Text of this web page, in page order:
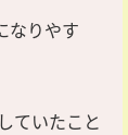
なりやす
ていたこと